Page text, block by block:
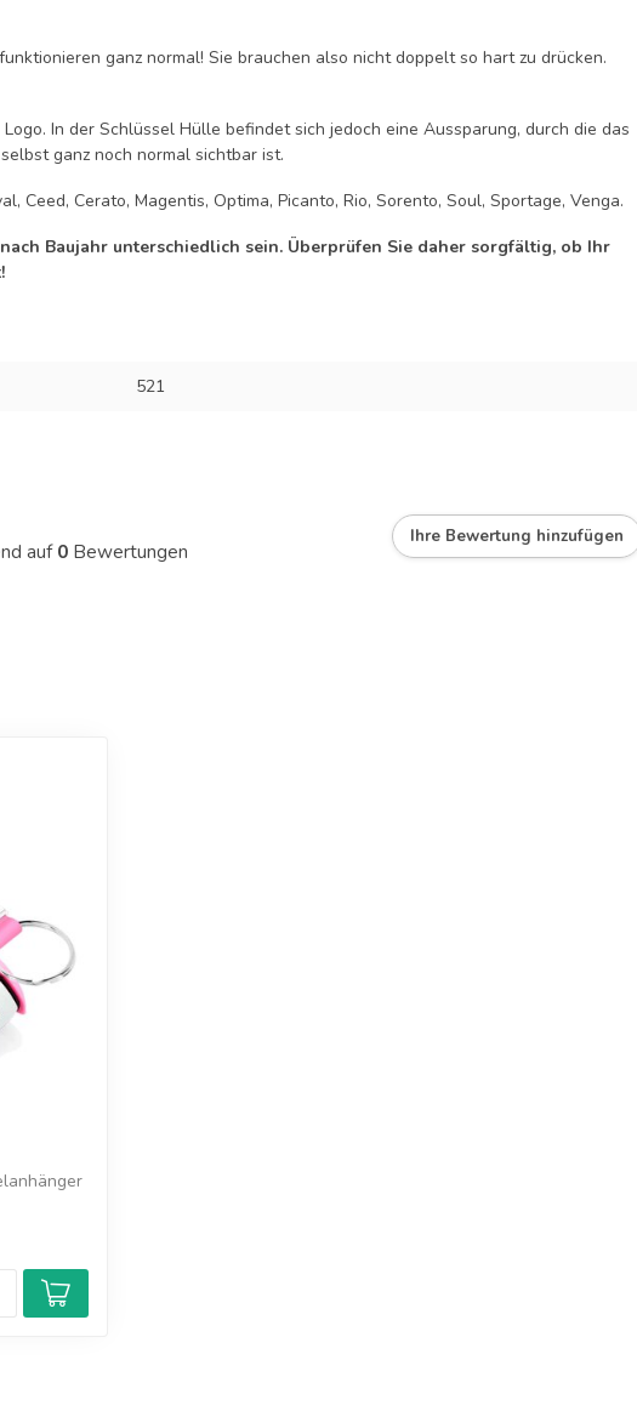
ganz normal! Sie brauchen also nicht doppelt so hart zu drücken.
In der Schlüssel Hülle befindet sich jedoch eine Aussparung, durch die das
ganz noch normal sichtbar ist.
Ceed, Cerato, Magentis, Optima, Picanto, Rio, Sorento, Soul, Sportage, Venga.
Baujahr unterschiedlich sein. Überprüfen Sie daher sorgfältig, ob Ihr
521
auf0 Bewertungen
Ihre Bewertung hinzufügen